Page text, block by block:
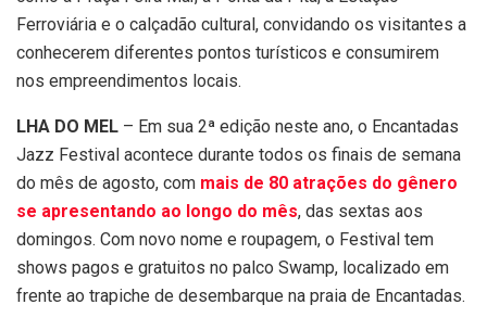
Ferroviária e o calçadão cultural, convidando os visitantes a
conhecerem diferentes pontos turísticos e consumirem
nos empreendimentos locais.
LHA DO MEL – Em sua 2ª edição neste ano, o Encantadas
Jazz Festival acontece durante todos os finais de semana
do mês de agosto, com mais de 80 atrações do gênero
se apresentando ao longo do mês, das sextas aos
domingos. Com novo nome e roupagem, o Festival tem
shows pagos e gratuitos no palco Swamp, localizado em
frente ao trapiche de desembarque na praia de Encantadas.